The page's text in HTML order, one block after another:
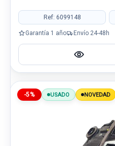
Ref: 6099148
Garantía 1 año Envío 24-48h
-5% USADO NOVEDAD